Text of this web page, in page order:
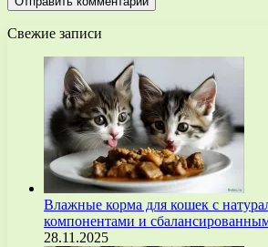
Свежие записи
Влажные корма для кошек с
компонентами и
28.11.2025